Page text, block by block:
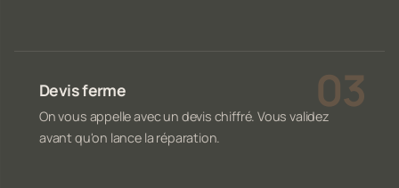
Devis ferme
On vous appelle avec un devis chiffré. Vous validez
avant qu'on lance la réparation.